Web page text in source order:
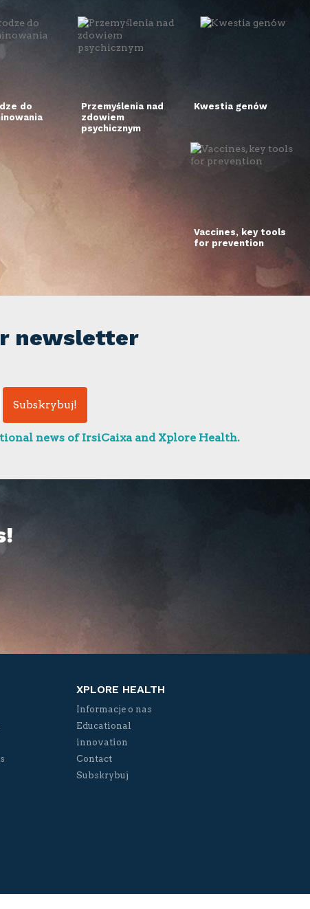
do
Przemyślenia nad
zdowiem
psychicznym
Kwestia genów
Vaccines, key tools
for prevention
newsletter
news of IrsiCaixa and Xplore Health.
XPLORE HEALTH
Informacje o nas
Educational
innovation
Contact
Subskrybuj